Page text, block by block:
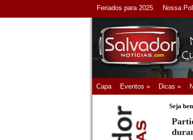
Feriados para 2025 Nossa
Capa Eventos » Dicas »
Seja